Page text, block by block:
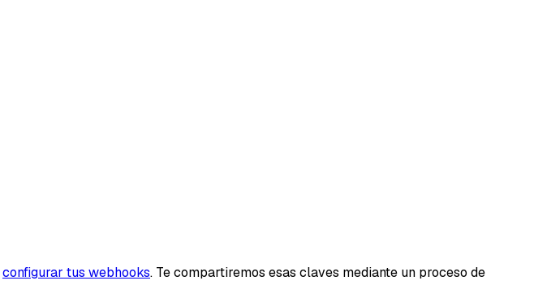
configurar tus webhooks. Te compartiremos esas claves mediante un proceso de